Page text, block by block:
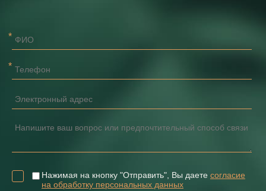
Нажимая на кнопку "Отправить", Вы даете согласие
на обработку персональных данных